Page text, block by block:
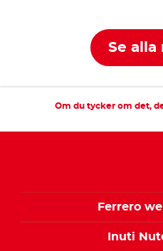
Se alla
Om du tycker om det,
Ferrero
Inuti